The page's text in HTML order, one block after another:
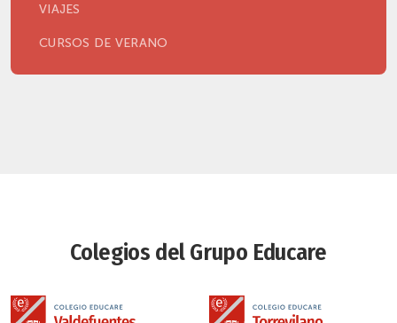
VIAJES
CURSOS DE VERANO
Colegios del Grupo Educare